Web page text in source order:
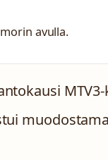
avulla.